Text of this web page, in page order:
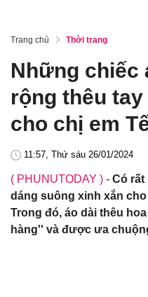
Trang chủ Thời trang
Những chiếc
rộng thêu
cho chị em
11:57, Thứ sáu 26/01/2024
( PHUNUTODAY ) - Có rất
dáng suông xinh xắn
Trong đó, áo dài thêu
hàng'' và được ưa